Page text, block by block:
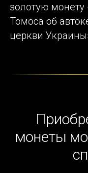
золотую монету
Томоса об
церкви
монеты